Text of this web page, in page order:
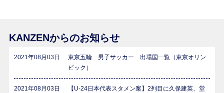
KANZENからのお知らせ
2021年08月03日
東京五輪 男子サッカー 出場国一覧（東京オリン
ピック）
2021年08月03日
【U-24日本代表スタメン案】2列目に久保建英、堂